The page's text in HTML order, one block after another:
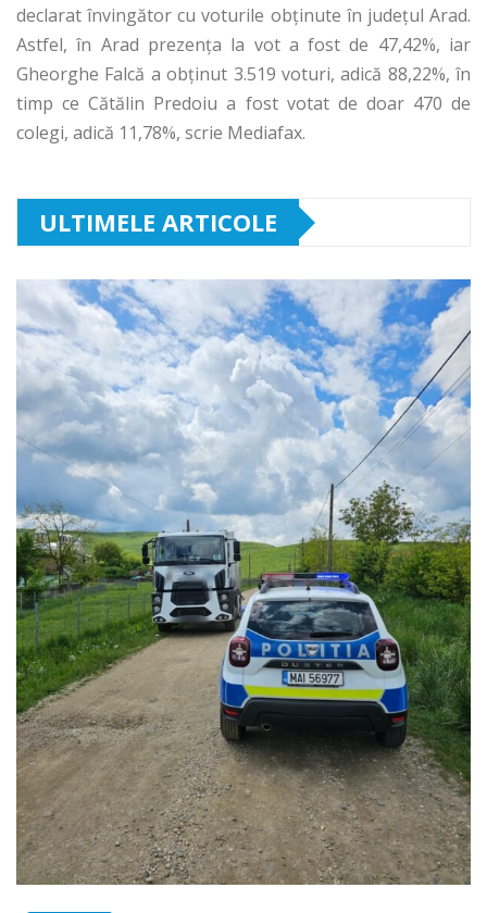
declarat învingător cu voturile obţinute în judeţul Arad.
Astfel, în Arad prezenţa la vot a fost de 47,42%, iar
Gheorghe Falcă a obţinut 3.519 voturi, adică 88,22%, în
timp ce Cătălin Predoiu a fost votat de doar 470 de
colegi, adică 11,78%, scrie Mediafax.
ULTIMELE ARTICOLE